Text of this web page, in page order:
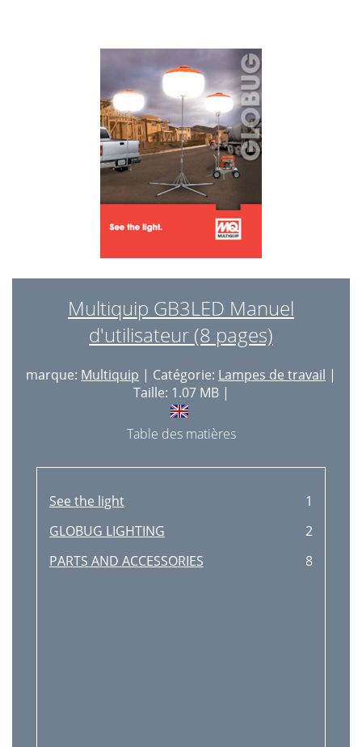
Multiquip GB3LED Manuel
d'utilisateur (8 pages)
marque: Multiquip | Catégorie: Lampes de travail |
Taille: 1.07 MB |
Table des matières
See the light
1
GLOBUG LIGHTING
2
PARTS AND ACCESSORIES
8